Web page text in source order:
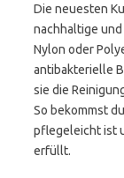
Die neuesten
nachhaltige
Nylon oder
antibakterielle
sie die
So bekommst
pflegeleicht ist
erfüllt.